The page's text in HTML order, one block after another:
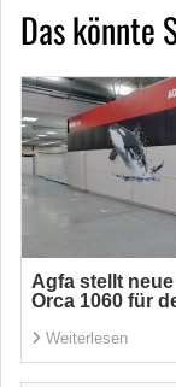
Das könnte
Agfa stellt
Orca 1060 für
Weiterlesen